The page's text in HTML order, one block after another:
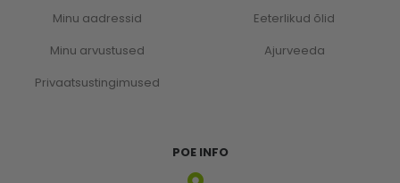
Minu aadressid
Minu arvustused
Privaatsustingimused
Eeterlikud õlid
Ajurveeda
POE INFO